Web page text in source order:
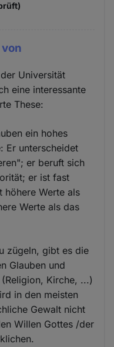
Universität
eine interessante
These:
ein hohes
Er unterscheidet
er beruft sich
er ist fast
höhere Werte als
Werte als das
zügeln, gibt es die
Glauben und
Kirche, ...)
in den meisten
Gewalt nicht
Willen Gottes /der